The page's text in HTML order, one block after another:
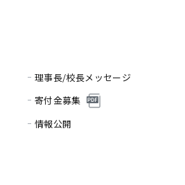
理事長/校長メッセージ
寄付金募集
情報公開